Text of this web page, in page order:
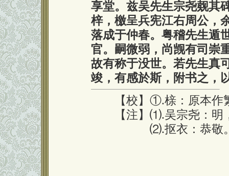
享堂。兹吴先生宗尧觌其
梓，檄呈兵宪江右周公，
落成于仲春。粤稽先生遁
官。嗣微弱，尚觊有司崇
故有称于没世。若先生真
竣，有感於斯，附书之，
【校】①.榇：原本作繁
【注】⑴.吴宗尧：明，
⑵.抠衣：恭敬